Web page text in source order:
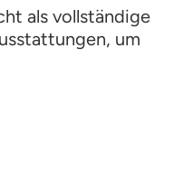
als vollständige
um